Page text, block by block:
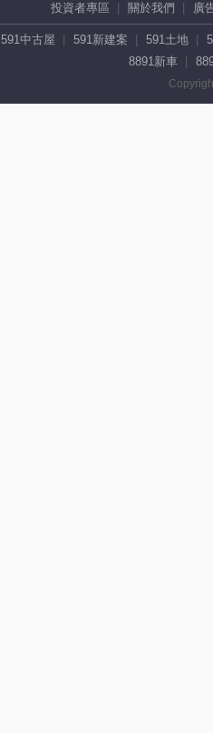
投資者專區 關於我們 廣
591中古屋 591新建案 591土地
8891新車